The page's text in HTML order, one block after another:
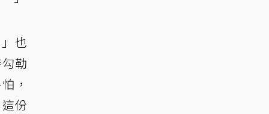
也
勒
，
份